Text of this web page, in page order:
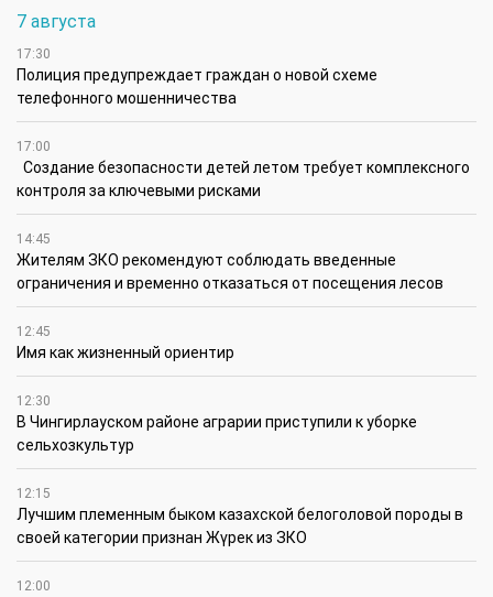
7 августа
17:30
Полиция предупреждает граждан о новой схеме
телефонного мошенничества
17:00
Создание безопасности детей летом требует комплексного
контроля за ключевыми рисками
14:45
Жителям ЗКО рекомендуют соблюдать введенные
ограничения и временно отказаться от посещения лесов
12:45
Имя как жизненный ориентир
12:30
В Чингирлауском районе аграрии приступили к уборке
сельхозкультур
12:15
Лучшим племенным быком казахской белоголовой породы в
своей категории признан Жүрек из ЗКО
12:00